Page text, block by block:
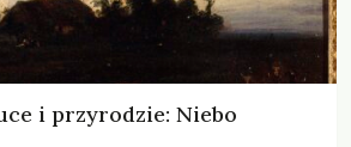
i przyrodzie: Niebo